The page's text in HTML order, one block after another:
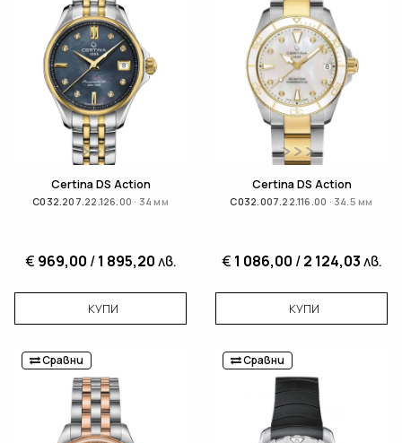
Certina DS Action
C032.207.22.126.00 · 34 мм
€ 969,00 /1 895,20лв.
КУПИ
Certina DS Action
C032.007.22.116.00 · 34.5 мм
€ 1 086,00 /2 124,03лв.
КУПИ
Сравни Сравни